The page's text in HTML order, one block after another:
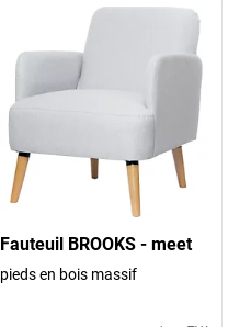
Fauteuil BROOKS - meet
pieds en bois massif